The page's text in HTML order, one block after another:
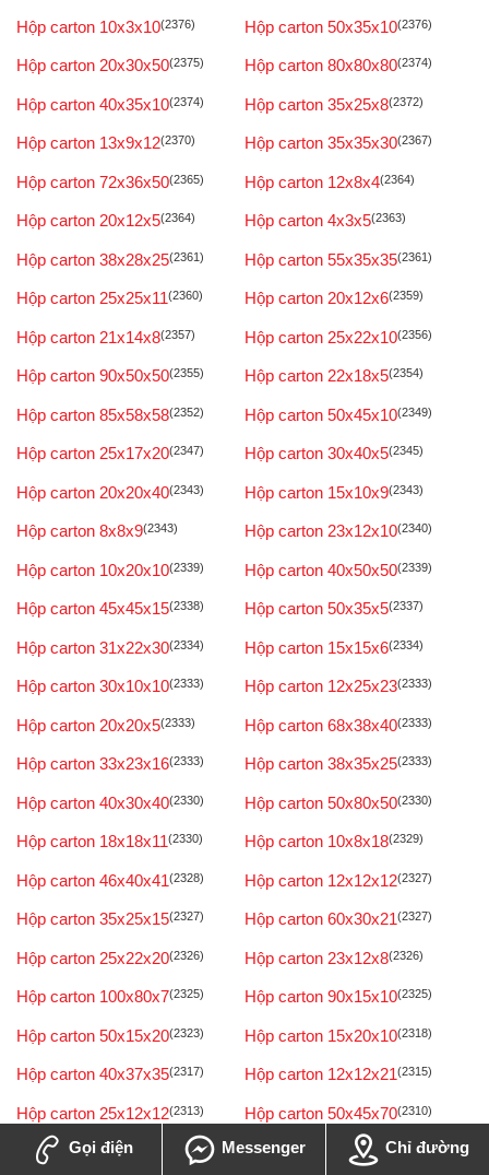
Hộp carton 10x3x10(2376) Hộp carton 50x35x10(2376)
Hộp carton 20x30x50(2375) Hộp carton 80x80x80(2374)
Hộp carton 40x35x10(2374) Hộp carton 35x25x8(2372)
Hộp carton 13x9x12(2370) Hộp carton 35x35x30(2367)
Hộp carton 72x36x50(2365) Hộp carton 12x8x4(2364)
Hộp carton 20x12x5(2364) Hộp carton 4x3x5(2363)
Hộp carton 38x28x25(2361) Hộp carton 55x35x35(2361)
Hộp carton 25x25x11(2360) Hộp carton 20x12x6(2359)
Hộp carton 21x14x8(2357) Hộp carton 25x22x10(2356)
Hộp carton 90x50x50(2355) Hộp carton 22x18x5(2354)
Hộp carton 85x58x58(2352) Hộp carton 50x45x10(2349)
Hộp carton 25x17x20(2347) Hộp carton 30x40x5(2345)
Hộp carton 20x20x40(2343) Hộp carton 15x10x9(2343)
Hộp carton 8x8x9(2343) Hộp carton 23x12x10(2340)
Hộp carton 10x20x10(2339) Hộp carton 40x50x50(2339)
Hộp carton 45x45x15(2338) Hộp carton 50x35x5(2337)
Hộp carton 31x22x30(2334) Hộp carton 15x15x6(2334)
Hộp carton 30x10x10(2333) Hộp carton 12x25x23(2333)
Hộp carton 20x20x5(2333) Hộp carton 68x38x40(2333)
Hộp carton 33x23x16(2333) Hộp carton 38x35x25(2333)
Hộp carton 40x30x40(2330) Hộp carton 50x80x50(2330)
Hộp carton 18x18x11(2330) Hộp carton 10x8x18(2329)
Hộp carton 46x40x41(2328) Hộp carton 12x12x12(2327)
Hộp carton 35x25x15(2327) Hộp carton 60x30x21(2327)
Hộp carton 25x22x20(2326) Hộp carton 23x12x8(2326)
Hộp carton 100x80x7(2325) Hộp carton 90x15x10(2325)
Hộp carton 50x15x20(2323) Hộp carton 15x20x10(2318)
Hộp carton 40x37x35(2317) Hộp carton 12x12x21(2315)
Hộp carton 25x12x12(2313) Hộp carton 50x45x70(2310)
Hộp carton 3x8x5 Hộp carton 16x16x10 (2309)
Gọi điện Messenger Chỉ đường